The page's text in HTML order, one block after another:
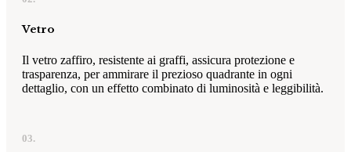
Vetro
Il vetro zaffiro, resistente ai graffi, assicura protezione e
trasparenza, per ammirare il prezioso quadrante in ogni
dettaglio, con un effetto combinato di luminosità e leggibilità.
03.